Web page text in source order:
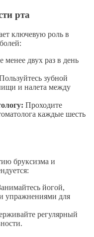
рта
ключевую роль в
менее двух раз в день
зубной
и налета между
Проходите
каждые шесть
бруксизма и
йогой,
упражнениями для
регулярный